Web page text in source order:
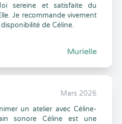
sereine et satisfaite du
Je recommande vivement
de Céline.
Murielle
Mars 2026
un atelier avec Céline-
sonore Céline est une